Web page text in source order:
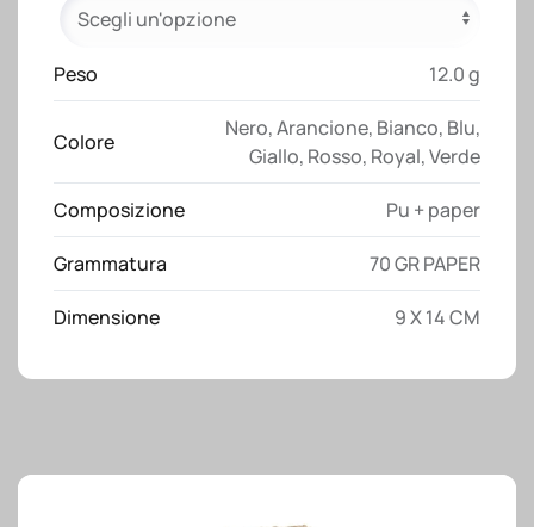
PU.
puntinati
su
carta
bianca
(80
pagine)
quantità
Peso 12.0 g
Colore
Nero,Arancione, Bianco, Blu,
Giallo, Rosso, Royal,Verde
Composizione Pu + paper
Grammatura 70 GR PAPER
Dimensione 9 X 14 CM